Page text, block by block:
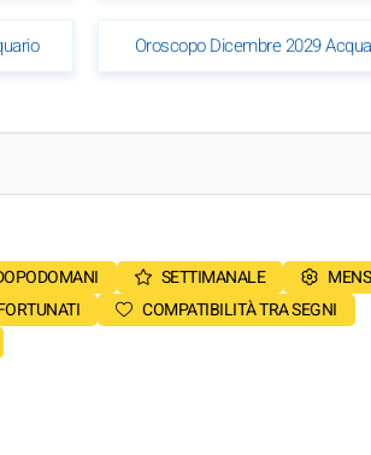
Oroscopo Dicembre 2029
SETTIMANALE
COMPATIBILITÀ TRA SEGNI